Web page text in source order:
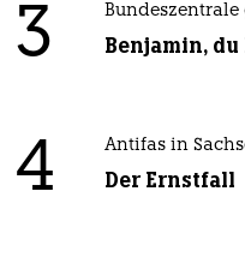
3 Benjamin,
4 Antifas in
Der Ernstfall